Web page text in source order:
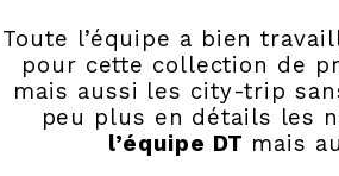
Toute l’équipe a bien
pour cette collection de
mais aussi les city-trip
peu plus en détails les
l’équipe DT mais